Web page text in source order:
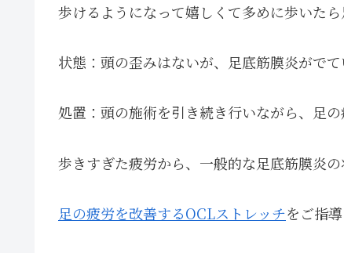
歩けるようになって嬉しくて多めに歩いたら
状態：頭の歪みはないが、足底筋膜炎がでて
処置：頭の施術を引き続き行いながら、足の
歩きすぎた疲労から、一般的な足底筋膜炎の
足の疲労を改善するOCLストレッチをご指導